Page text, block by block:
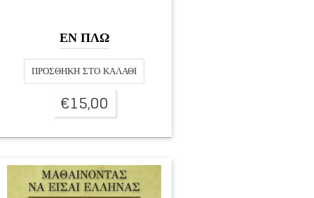
ΕΝ ΠΛΩ
ΠΡΟΣΘΉΚΗ ΣΤΟ ΚΑΛΆΘΙ
€15,00